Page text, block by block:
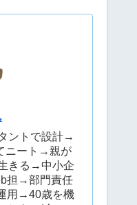
ントで設計→
ニート→親が
きる→中小企
担→部門責任
用→40歳を機